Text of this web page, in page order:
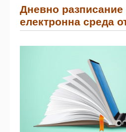
Дневно разписание
електронна среда